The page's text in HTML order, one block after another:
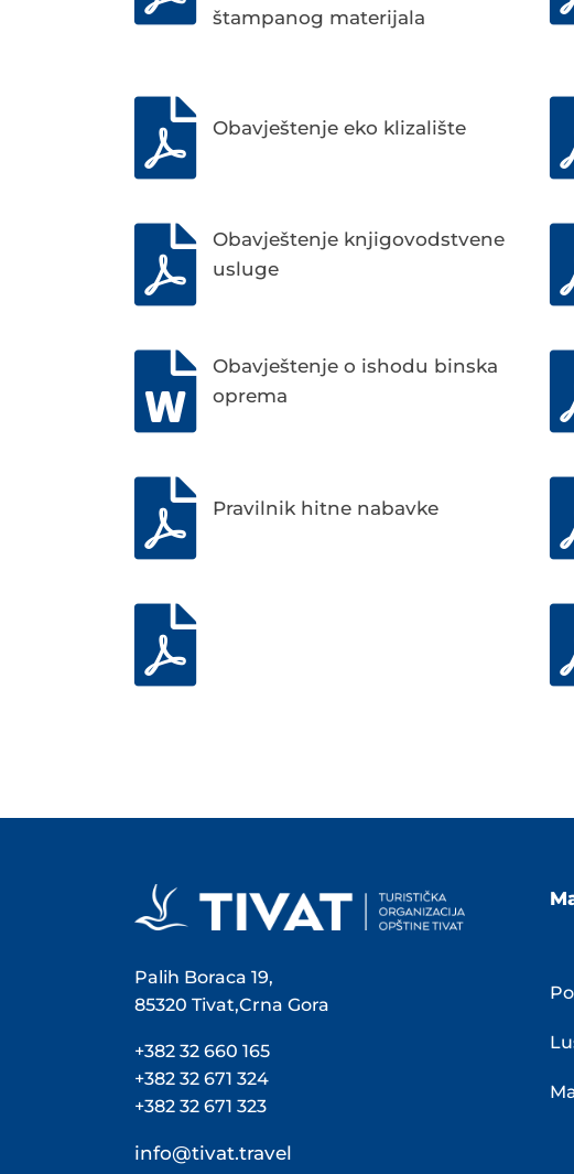
štampanog materijala
Obavještenje eko klizalište
Obavještenje knjigovodstvene
usluge
Obavještenje o ishodu binska
oprema
Pravilnik hitne nabavke
Palih Boraca 19,
85320 Tivat,Crna Gora
+382 32 660 165
+382 32 671 324
+382 32 671 323
info@tivat.travel